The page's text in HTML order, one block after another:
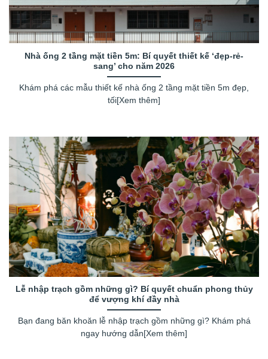
Nhà ống 2 tầng mặt tiền 5m: Bí quyết thiết kế ‘đẹp-rẻ-
sang’ cho năm 2026
Khám phá các mẫu thiết kế nhà ống 2 tầng mặt tiền 5m đẹp,
tối[Xem thêm]
Lễ nhập trạch gồm những gì? Bí quyết chuẩn phong thủy
để vượng khí đầy nhà
Bạn đang băn khoăn lễ nhập trạch gồm những gì? Khám phá
ngay hướng dẫn[Xem thêm]